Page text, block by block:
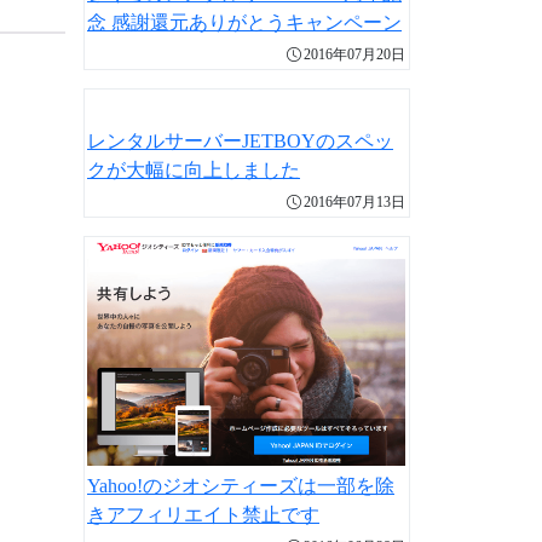
念 感謝還元ありがとうキャンペーン
2016年07月20日
レンタルサーバーJETBOYのスペッ
クが大幅に向上しました
2016年07月13日
Yahoo!のジオシティーズは一部を除
きアフィリエイト禁止です